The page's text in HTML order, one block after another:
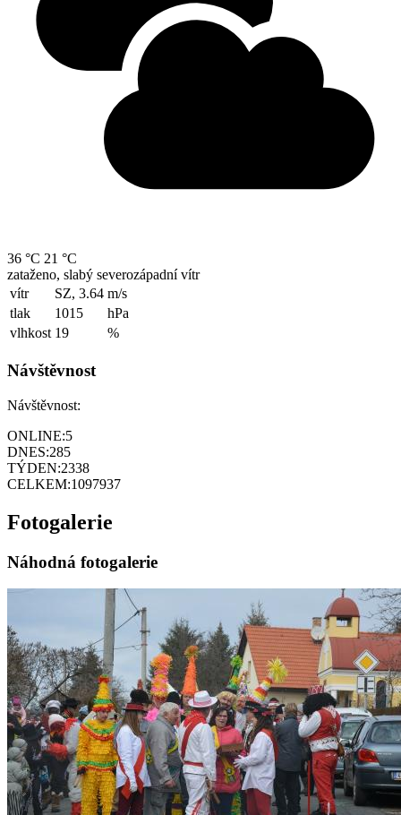
36 °C 21 °C
zataženo, slabý severozápadní vítr
vítr
SZ, 3.64 m/s
tlak
1015
hPa
vlhkost 19 %
Návštěvnost
Návštěvnost:
ONLINE:5
DNES:285
TÝDEN:2338
CELKEM:1097937
Fotogalerie
Náhodná fotogalerie